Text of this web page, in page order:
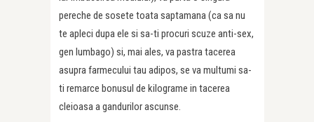
pereche de sosete toata saptamana (ca sa nu
te apleci dupa ele si sa-ti procuri scuze anti-sex,
gen lumbago) si, mai ales, va pastra tacerea
asupra farmecului tau adipos, se va multumi sa-
ti remarce bonusul de kilograme in tacerea
cleioasa a gandurilor ascunse.